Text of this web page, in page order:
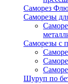
Саморез
Саморезы
Саморезы с
Шуруп по